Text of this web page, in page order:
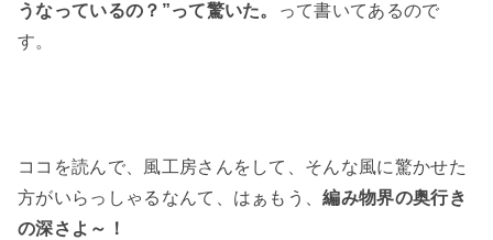
うなっているの？”って驚いた。
って書いてあるので
す。
ココを読んで、風工房さんをして、そんな風に驚かせた
方がいらっしゃるなんて、はぁもう、編み物界の奥行き
の深さよ～！